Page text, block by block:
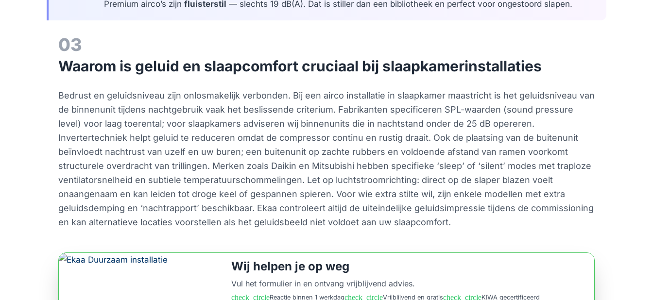
Premium airco’s zijn fluisterstil — slechts 19 dB(A). Dat is stiller dan een bibliotheek en perfect voor ongestoord slapen.
03
Waarom is geluid en slaapcomfort cruciaal bij slaapkamerinstallaties
Bedrust en geluidsniveau zijn onlosmakelijk verbonden. Bij een airco installatie in slaapkamer maastricht is het geluidsniveau van
de binnenunit tijdens nachtgebruik vaak het beslissende criterium. Fabrikanten specificeren SPL-waarden (sound pressure
level) voor laag toerental; voor slaapkamers adviseren wij binnenunits die in nachtstand onder de 25 dB opereren.
Invertertechniek helpt geluid te reduceren omdat de compressor continu en rustig draait. Ook de plaatsing van de buitenunit
beïnvloedt nachtrust van uzelf en uw buren; een buitenunit op zachte rubbers en voldoende afstand van ramen voorkomt
structurele overdracht van trillingen. Merken zoals Daikin en Mitsubishi hebben specifieke ‘sleep’ of ‘silent’ modes met traploze
ventilatorsnelheid en subtiele temperatuurschommelingen. Let op luchtstroomrichting: direct op de slaper blazen voelt
onaangenaam en kan leiden tot droge keel of gespannen spieren. Voor wie extra stilte wil, zijn enkele modellen met extra
geluidsdemping en ‘nachtrapport’ beschikbaar. Ekaa controleert altijd de uiteindelijke geluidsimpressie tijdens de commissioning
en kan alternatieve locaties voorstellen als het geluidsbeeld niet voldoet aan uw slaapcomfort.
Wij helpen je op weg
Vul het formulier in en ontvang vrijblijvend advies.
check_circleReactie binnen 1 werkdagcheck_circleVrijblijvend en gratischeck_circleKIWA gecertificeerd